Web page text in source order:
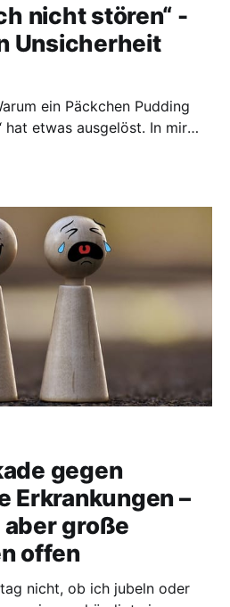
nicht stören“ -
Unsicherheit
ein Päckchen Pudding
hat etwas ausgelöst. In mir
schrieb: „Fühl
du dich mal einsam fühlst
Kaffee
gegen
Erkrankungen –
große
offen
nicht, ob ich jubeln oder